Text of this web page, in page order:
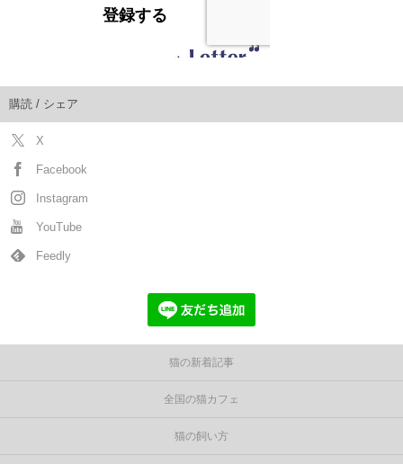
購読 / シェア
X
Facebook
Instagram
YouTube
Feedly
猫の新着記事
全国の猫カフェ
猫の飼い方